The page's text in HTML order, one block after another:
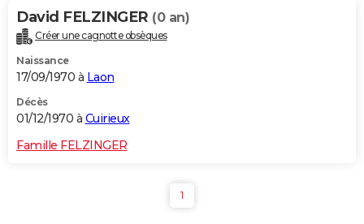
David FELZINGER (0 an)
Créer une cagnotte obsèques
Naissance
17/09/1970 à Laon
Décès
01/12/1970 à Cuirieux
Famille FELZINGER
1